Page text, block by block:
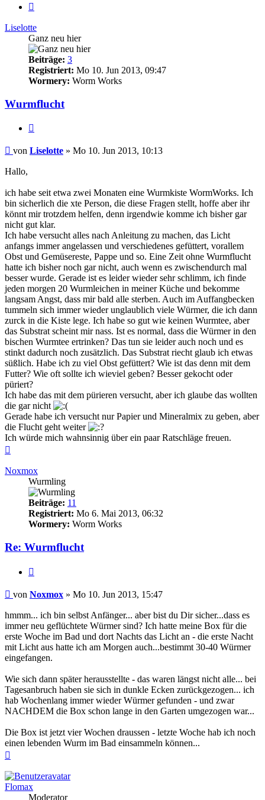
Liselotte
Ganz neu hier
Beiträge: 3
Registriert: Mo 10. Jun 2013, 09:47
Wormery: Worm Works
Wurmflucht
Beitrag
von Liselotte » Mo 10. Jun 2013, 10:13
Hallo,
ich habe seit etwa zwei Monaten eine Wurmkiste WormWorks. Ich
bin sicherlich die xte Person, die diese Fragen stellt, hoffe aber ihr
könnt mir trotzdem helfen, denn irgendwie komme ich bisher gar
nicht gut klar.
Ich habe versucht alles nach Anleitung zu machen, das Licht
anfangs immer angelassen und verschiedenes gefüttert, vorallem
Obst und Gemüsereste, Pappe und so. Eine Zeit ohne Wurmflucht
hatte ich bisher noch gar nicht, auch wenn es zwischendurch mal
besser wurde. Gerade ist es leider wieder sehr schlimm, ich finde
jeden morgen 20 Wurmleichen in meiner Küche und bekomme
langsam Angst, dass mir bald alle sterben. Auch im Auffangbecken
tummeln sich immer wieder unglaublich viele Würmer, die ich dann
zurck in die Kiste lege. Ich habe so gut wie keinen Wurmtee, aber
das Substrat scheint mir nass. Ist es normal, dass die Würmer in den
bischen Wurmtee ertrinken? Das tun sie leider auch noch und es
stinkt dadurch noch zusätzlich. Das Substrat riecht glaub ich etwas
süßlich. Habe ich zu viel Obst gefüttert? Wie ist das denn mit dem
Futter? Wie oft sollte ich wieviel geben? Besser gekocht oder
püriert?
Ich habe das mit dem pürieren versucht, aber ich glaube das wollten
die gar nicht
Gerade habe ich versucht nur Papier und Mineralmix zu geben, aber
die Flucht geht weiter
Ich würde mich wahnsinnig über ein paar Ratschläge freuen.
Noxmox
Wurmling
Beiträge: 11
Registriert: Mo 6. Mai 2013, 06:32
Wormery: Worm Works
Re: Wurmflucht
Beitrag
von Noxmox » Mo 10. Jun 2013, 15:47
hmmm... ich bin selbst Anfänger... aber bist du Dir sicher...dass es
immer neu geflüchtete Würmer sind? Ich hatte meine Box für die
erste Woche im Bad und dort Nachts das Licht an - die erste Nacht
mit Licht aus hatte ich am Morgen auch...bestimmt 30-40 Würmer
eingefangen.
Wie sich dann später herausstellte - das waren längst nicht alle... bei
Tagesanbruch haben sie sich in dunkle Ecken zurückgezogen... ich
hab Wochenlang immer wieder Würmer gefunden - und zwar
NACHDEM die Box schon lange in den Garten umgezogen war...
Die Box ist jetzt vier Wochen draussen - letzte Woche hab ich noch
einen lebenden Wurm im Bad einsammeln können...
Flomax
Moderator